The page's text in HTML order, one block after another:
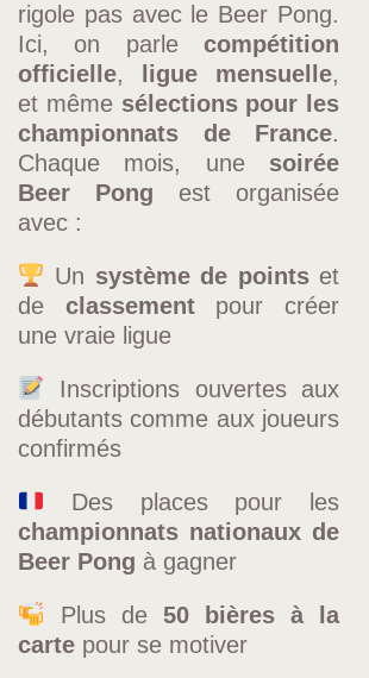
rigole pas avec le Beer Pong.
Ici, on parle compétition
officielle, ligue mensuelle,
et même sélections pour les
championnats de France.
Chaque mois, une soirée
Beer Pong est organisée
avec :
Un système de pointset
de classementpour créer
une vraie ligue
Inscriptions ouvertes aux
débutants comme aux joueurs
confirmés
Des places pour les
championnats nationaux de
Beer Pong à gagner
Plus de 50 bières à la
carte pour se motiver